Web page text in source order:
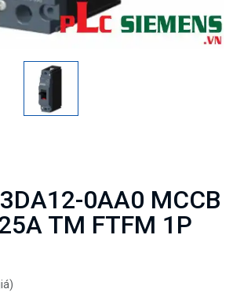
0AA0 MCCB
TM FTFM 1P